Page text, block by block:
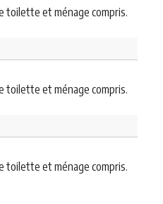
toilette et ménage compris.
toilette et ménage compris.
toilette et ménage compris.